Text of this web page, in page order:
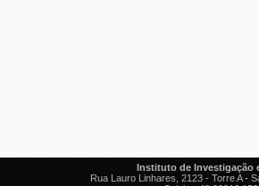
Instituto de Investigação
Rua Lauro Linhares, 2123 - Torre A -